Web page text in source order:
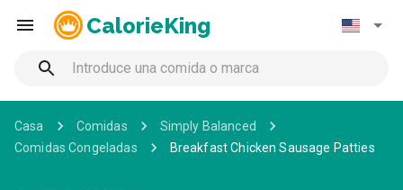
CalorieKing
Casa Comidas
Simply Balanced
Comidas Congeladas
Breakfast Chicken Sausage Patties